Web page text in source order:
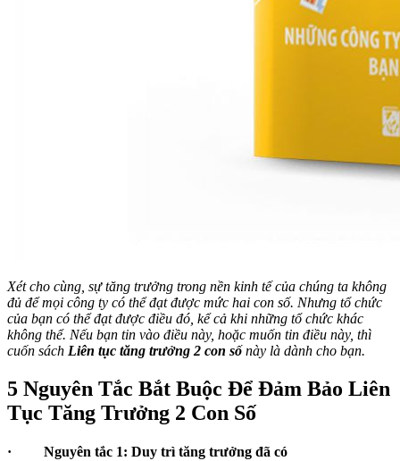
Xét cho cùng, sự tăng trưởng trong nền kinh tế của chúng ta không
đủ để mọi công ty có thể đạt được mức hai con số. Nhưng tổ chức
của bạn có thể đạt được điều đó, kể cả khi những tổ chức khác
không thể. Nếu bạn tin vào điều này, hoặc muốn tin điều này, thì
cuốn sách Liên tục tăng trưởng 2 con sốnày là dành cho bạn.
5 Nguyên Tắc Bắt Buộc Để Đảm Bảo Liên
Tục Tăng Trưởng 2 Con Số
· Nguyên tắc 1: Duy trì tăng trưởng đã có